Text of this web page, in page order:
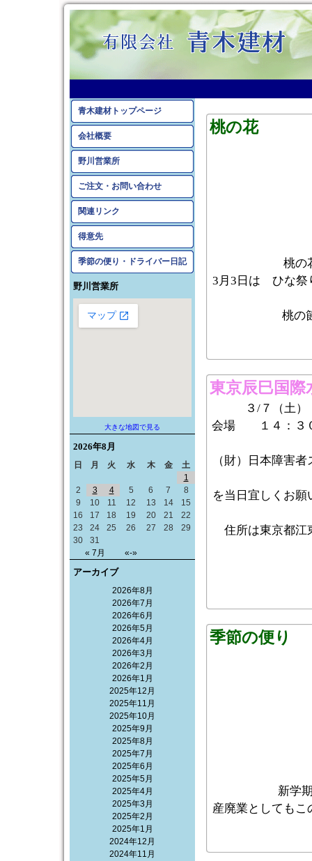
青木建材トップページ
会社概要
野川営業所
ご注文・お問い合わせ
関連リンク
得意先
季節の便り・ドライバー日記
野川営業所
大きな地図で見る
2026年8月
日 月 火 水 木 金 土
« 7月 «-»
1
2
3 4 5 6 7
8
9
10 11 12 13 14
15
16
17 18 19 20 21
22
23
24 25 26 27 28
29
30
31
アーカイブ
2026年8月
2026年7月
2026年6月
2026年5月
2026年4月
2026年3月
2026年2月
2026年1月
2025年12月
2025年11月
2025年10月
2025年9月
2025年8月
2025年7月
2025年6月
2025年5月
2025年4月
2025年3月
2025年2月
2025年1月
2024年12月
2024年11月
桃の花
桃の
3月3日は ひな祭
桃の
東京辰巳国際
３/７（土）
会場 １４：
（財）日本障害
を当日宜しくお
住所は東京都江
季節の便り
新学
産廃業としてもこ